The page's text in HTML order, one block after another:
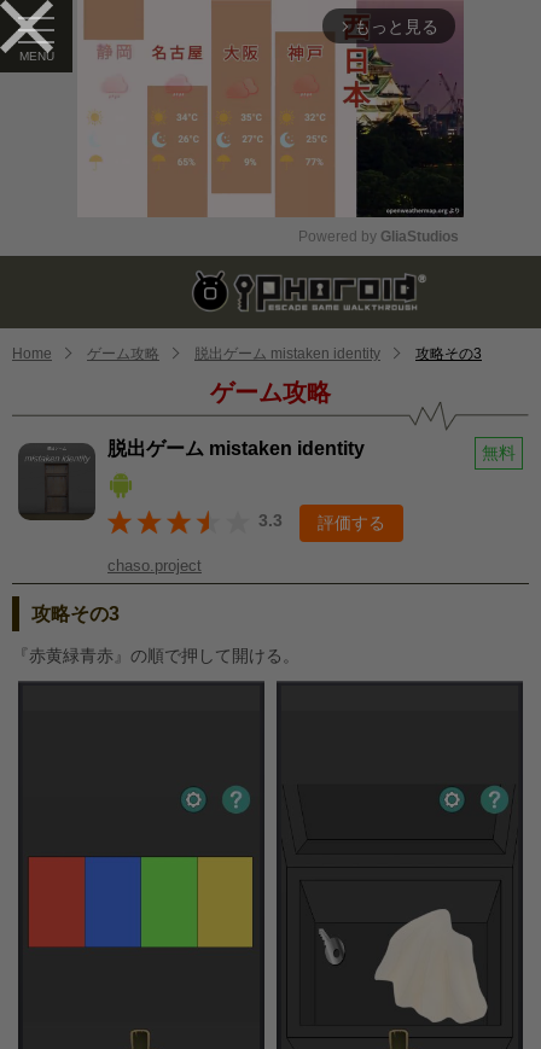
arrow_forward_ios もっと見る
Mute
Powered by GliaStudios
Home ゲーム攻略 脱出ゲーム mistaken identity 攻略その3
ゲーム攻略
脱出ゲーム mistaken identity 無料
3.3 評価する
chaso.project
攻略その3
『赤黄緑青赤』の順で押して開ける。